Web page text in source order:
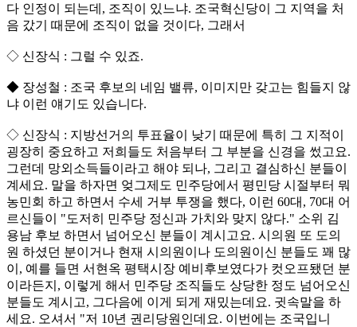
다 인정이 되는데, 조직이 있느냐. 조국혁신당이 그 지역을 처
음 갔기 때문에 조직이 없을 것이다, 그래서
◇ 신장식 : 그럴 수 있죠.
◆ 장성철 : 조국 후보의 네임 밸류, 이미지만 갖고는 힘들지 않
냐 이런 얘기도 있습니다.
◇ 신장식 : 지방선거의 투표율이 낮기 때문에 특히 그 지적이
굉장히 중요하고 저희들도 처음부터 그 부분을 신경을 썼고요.
그런데 망외소득들이라고 해야 되나, 그리고 결심하신 분들이
계세요. 말을 하자면 엊그제도 민주당에서 평민당 시절부터 뭐
농민회 하고 하면서 수세 거부 투쟁을 했다, 이런 60대, 70대 어
르신들이 "도저히 민주당 정신과 가치와 맞지 않다." 소위 김
용남 후보 하면서 넘어오신 분들이 계시고요. 시의원 또 도의
원 하셨던 분이거나 현재 시의원이나 도의원이신 분들도 꽤 많
이, 예를 들면 서현옥 평택시장 예비후보였다가 컷오프됐던 분
이라든지, 이렇게 해서 민주당 조직들도 상당한 정도 넘어오신
분들도 계시고, 그다음에 이게 되게 재밌는데요. 귓속말을 하
세요. 오셔서 "저 10년 권리당원인데요. 이번에는 조국입니